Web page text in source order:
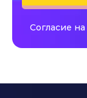
Согласие на